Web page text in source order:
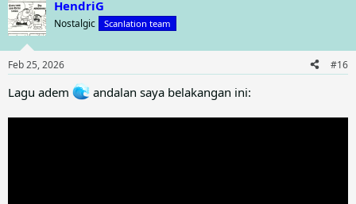
c
t
i
s
HendriG
Nostalgic Scanlation team
Feb 25, 2026 #16
Lagu adem andalan saya belakangan ini: